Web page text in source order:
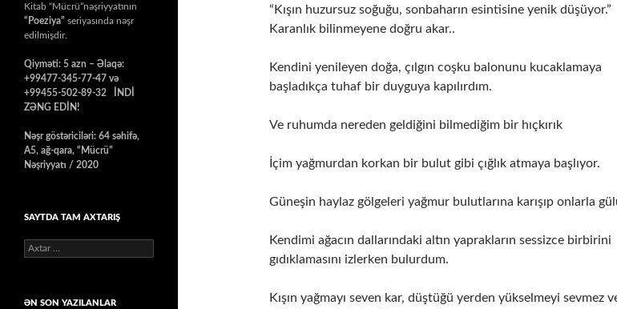
“Kışın huzursuz soğuğu, sonbaharın esintisine yenik düşüyor.”
Karanlık bilinmeyene doğru akar..
Kendini yenileyen doğa, çılgın coşku balonunu kucaklamaya
başladıkça tuhaf bir duyguya kapılırdım.
Ve ruhumda nereden geldiğini bilmediğim bir hıçkırık
İçim yağmurdan korkan bir bulut gibi çığlık atmaya başlıyor.
Güneşin haylaz gölgeleri yağmur bulutlarına karışıp onlarla
Kendimi ağacın dallarındaki altın yaprakların sessizce birbirini
gıdıklamasını izlerken bulurdum.
Kışın yağmayı seven kar, düştüğü yerden yükselmeyi sevmez
Kitab “Mücrü”nəşriyyatının
“Poeziya” seriyasında nəşr
edilmişdir.
Qiyməti: 5 azn – Əlaqə:
+99477-345-77-47 və
+99455-502-89-32 İNDİ
ZƏNG EDİN!
Nəşr göstəriciləri: 64 səhifə,
A5, ağ-qara, “Mücrü”
Nəşriyyatı / 2020
SAYTDA TAM AXTARIŞ
Axtarış:
ƏN SON YAZILANLAR